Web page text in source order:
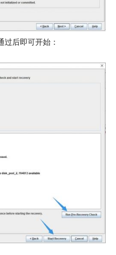
后即可开始：